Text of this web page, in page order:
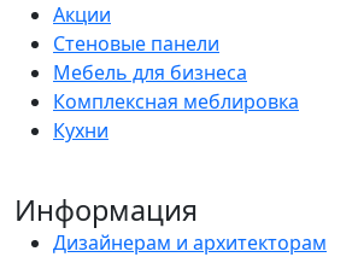
Акции
Стеновые панели
Мебель для бизнеса
Комплексная меблировка
Кухни
Информация
Дизайнерам и архитекторам